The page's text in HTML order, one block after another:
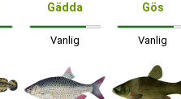
Gädda
Vanlig
Gös
Vanlig